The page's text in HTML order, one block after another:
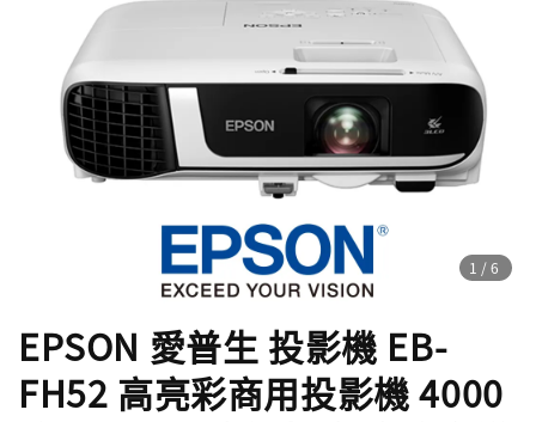
1 /6
EPSON 愛普生 投影機 EB-
FH52 高亮彩商用投影機 4000